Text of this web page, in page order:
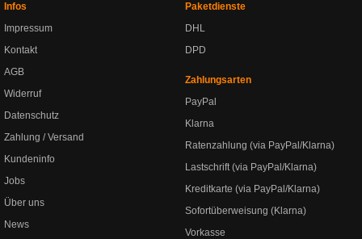
Infos
Impressum
Kontakt
AGB
Widerruf
Datenschutz
Zahlung / Versand
Kundeninfo
Jobs
Über uns
News
Paketdienste
DHL
DPD
Zahlungsarten
PayPal
Klarna
Ratenzahlung (via PayPal/Klarna)
Lastschrift (via PayPal/Klarna)
Kreditkarte (via PayPal/Klarna)
Sofortüberweisung (Klarna)
Vorkasse